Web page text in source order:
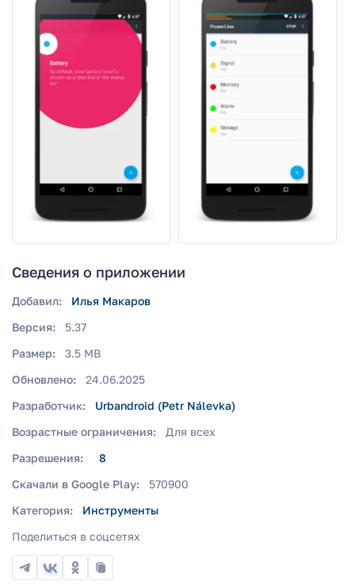
Сведения о приложении
Добавил:
Илья Макаров
Версия:
5.37
Размер:
3.5 MB
Обновлено:
24.06.2025
Разработчик:
Urbandroid (Petr Nálevka)
Возрастные ограничения:
Для всех
Разрешения:
8
Скачали в Google Play:
570900
Категория:
Инструменты
Поделиться в соцсетях